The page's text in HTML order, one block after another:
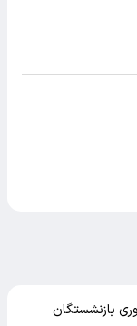
بازنشستگان